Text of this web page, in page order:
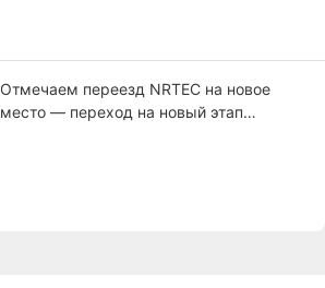
Отмечаем переезд NRTEC на новое
место — переход на новый этап